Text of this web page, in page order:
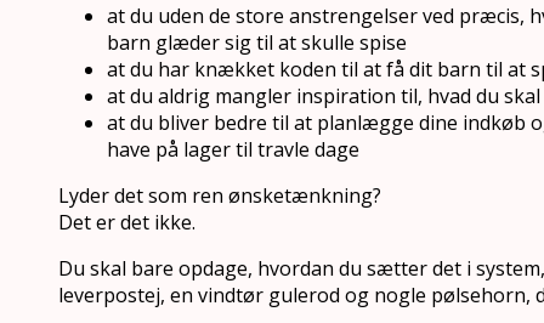
at du uden de store anstrengelser ved præcis,
barn glæder sig til at skulle spise
at du har knækket koden til at få dit barn til at
at du aldrig mangler inspiration til, hvad du
at du bliver bedre til at planlægge dine indkøb
have på lager til travle dage
Lyder det som ren ønsketænkning?
Det er det ikke.
Du skal bare opdage, hvordan du sætter det i
leverpostej, en vindtør gulerod og nogle pølsehorn,